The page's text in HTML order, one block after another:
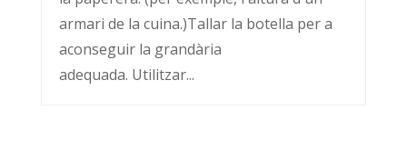
armari de la cuina.)Tallar la botella per a
aconseguir la grandària
adequada. Utilitzar...